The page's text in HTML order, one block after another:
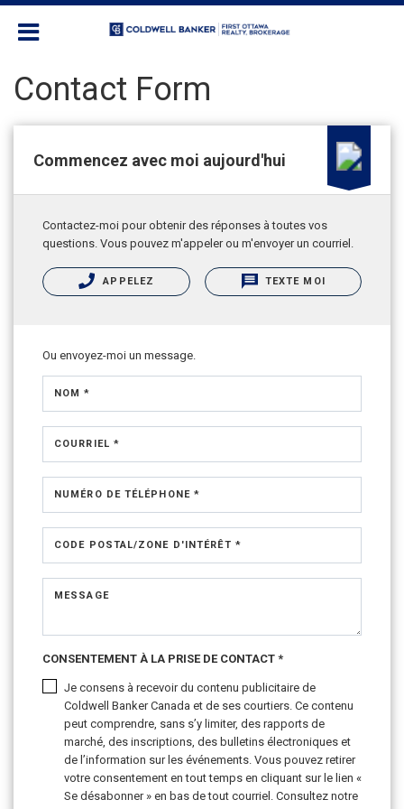
Contact Form
Commencez avec moi aujourd'hui
Contactez-moi pour obtenir des réponses à toutes vos
questions. Vous pouvez m'appeler ou m'envoyer un courriel.
APPELEZ TEXTE MOI
Ou envoyez-moi un message.
NOM *
COURRIEL *
NUMÉRO DE TÉLÉPHONE *
CODE POSTAL/ZONE D'INTÉRÊT *
MESSAGE
CONSENTEMENT À LA PRISE DE CONTACT *
Je consens à recevoir du contenu publicitaire de
Coldwell Banker Canada et de ses courtiers. Ce contenu
peut comprendre, sans s’y limiter, des rapports de
marché, des inscriptions, des bulletins électroniques et
de l’information sur les événements. Vous pouvez retirer
votre consentement en tout temps en cliquant sur le lien «
Se désabonner » en bas de tout courriel. Consultez notre